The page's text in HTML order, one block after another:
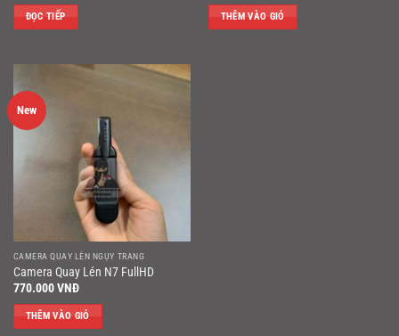
ĐỌC TIẾP THÊM VÀO GIỎ
New
CAMERA QUAY LÉN NGỤY TRANG
Camera Quay Lén N7 FullHD
770.000VNĐ
THÊM VÀO GIỎ